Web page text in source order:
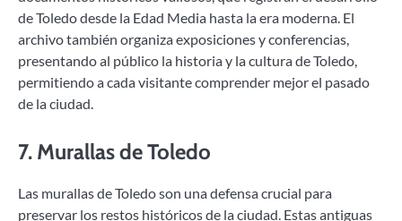
de Toledo desde la Edad Media hasta la era moderna. El
archivo también organiza exposiciones y conferencias,
presentando al público la historia y la cultura de Toledo,
permitiendo a cada visitante comprender mejor el pasado
de la ciudad.
7. Murallas de Toledo
Las murallas de Toledo son una defensa crucial para
preservar los restos históricos de la ciudad. Estas antiguas